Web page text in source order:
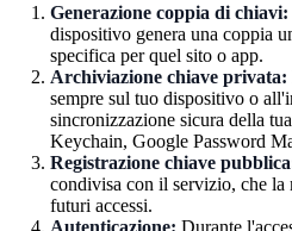
Generazione coppia di chiavi:
dispositivo genera una coppia
specifica per quel sito o app.
Archiviazione chiave privata:
sempre sul tuo dispositivo o
sincronizzazione sicura della
Keychain, Google Password
Registrazione chiave
condivisa con il servizio, che
futuri accessi.
Autenticazione: Durante